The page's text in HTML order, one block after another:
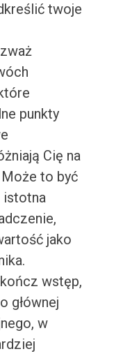
twoje
punkty
Cię na
to być
istotna
jako
wstęp,
głównej
w